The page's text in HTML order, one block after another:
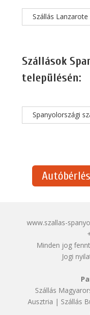
Szállás Lanzarote
Szállások
településén:
Spanyolországi
www.szallas-
Minden jog
Jogi
Szállás
Ausztria | Szállás